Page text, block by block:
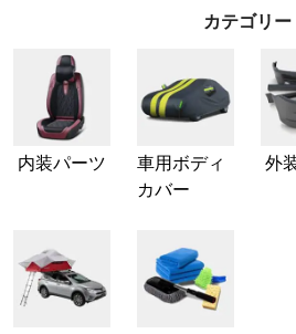
カテゴリー
内装パーツ
車用ボディ
カバー
外